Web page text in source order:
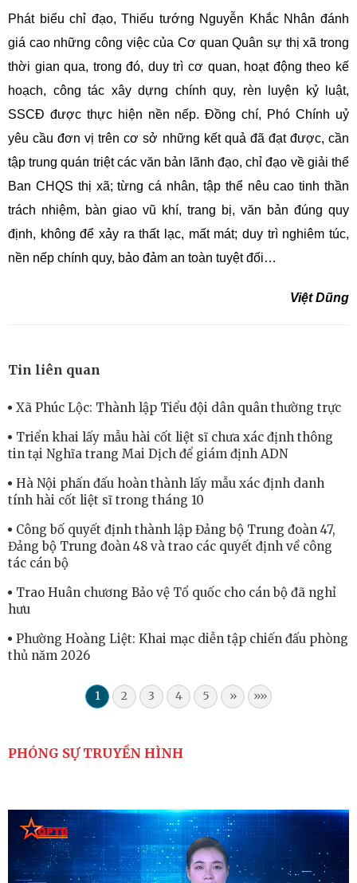
Phát biểu chỉ đạo, Thiếu tướng Nguyễn Khắc Nhân đánh
giá cao những công việc của Cơ quan Quân sự thị xã trong
thời gian qua, trong đó, duy trì cơ quan, hoạt động theo kế
hoạch, công tác xây dựng chính quy, rèn luyện kỷ luật,
SSCĐ được thực hiện nền nếp. Đồng chí, Phó Chính uỷ
yêu cầu đơn vị trên cơ sở những kết quả đã đạt được, cần
tập trung quán triệt các văn bản lãnh đạo, chỉ đạo về giải thể
Ban CHQS thị xã; từng cá nhân, tập thể nêu cao tinh thần
trách nhiệm, bàn giao vũ khí, trang bị, văn bản đúng quy
định, không để xảy ra thất lạc, mất mát; duy trì nghiêm túc,
nền nếp chính quy, bảo đảm an toàn tuyệt đối…
Việt Dũng
Tin liên quan
Xã Phúc Lộc: Thành lập Tiểu đội dân quân thường trực
Triển khai lấy mẫu hài cốt liệt sĩ chưa xác định thông
tin tại Nghĩa trang Mai Dịch để giám định ADN
Hà Nội phấn đấu hoàn thành lấy mẫu xác định danh
tính hài cốt liệt sĩ trong tháng 10
Công bố quyết định thành lập Đảng bộ Trung đoàn 47,
Đảng bộ Trung đoàn 48 và trao các quyết định về công
tác cán bộ
Trao Huân chương Bảo vệ Tổ quốc cho cán bộ đã nghỉ
hưu
Phường Hoàng Liệt: Khai mạc diễn tập chiến đấu phòng
thủ năm 2026
1 2 3 4 5 » »»
PHÓNG SỰ TRUYỀN HÌNH